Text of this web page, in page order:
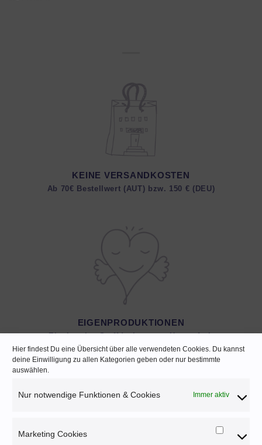
Hier findest Du eine Übersicht über alle verwendeten Cookies. Du kannst
deine Einwilligung zu allen Kategorien geben oder nur bestimmte
auswählen.
Nur notwendige Funktionen & Cookies Immer aktiv
Marketing Cookies
KEINE VERSANDKOSTEN
Ab 70€ Bestellwert (AUT) bzw. 150 € (DEU)
EIGENPRODUKTIONEN
Einzigartige Stoffdesigns von Herzenfroh